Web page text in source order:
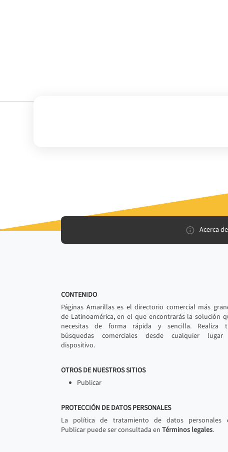
Acerca
CONTENIDO
Páginas Amarillas es el directorio comercial más
de Latinoamérica, en el que encontrarás la solución
necesitas de forma rápida y sencilla. Realiza
búsquedas comerciales desde cualquier
dispositivo.
OTROS DE NUESTROS SITIOS
Publicar
PROTECCIÓN DE DATOS PERSONALES
La política de tratamiento de datos personales
Publicar puede ser consultada en Términos legales.